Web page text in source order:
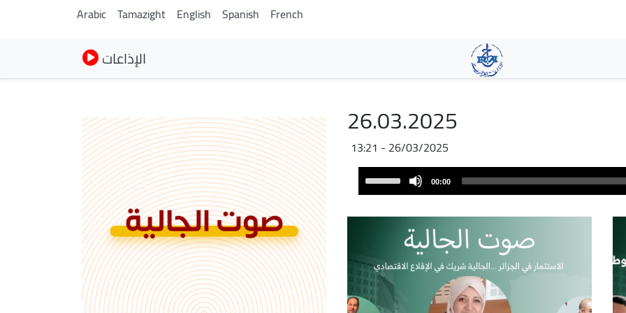
main
content
Arabic Tamazight English Spanish French
الإذاعات
26.03.2025
26/03/2025 - 13:21
Player
00:00
Up/Down
increase
or
decrease
volume.